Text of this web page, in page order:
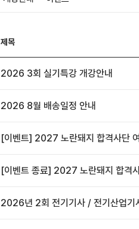
제목
2026 3회 실기특강 개강안내
2026 8월 배송일정 안내
[이벤트] 2027 노란돼지 합격사단
[이벤트 종료] 2027 노란돼지 합격
2026년 2회 전기기사 / 전기산업기